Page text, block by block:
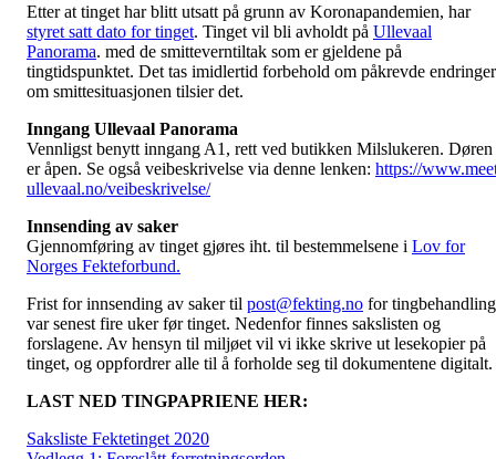
Etter at tinget har blitt utsatt på grunn av Koronapandemien, har
styret satt dato for tinget. Tinget vil bli avholdt på Ullevaal
Panorama. med de smitteverntiltak som er gjeldene på
tingtidspunktet. Det tas imidlertid forbehold om påkrevde endringer
om smittesituasjonen tilsier det.
Inngang Ullevaal Panorama
Vennligst benytt inngang A1, rett ved butikken Milslukeren. Døren
er åpen. Se også veibeskrivelse via denne lenken: https://
ullevaal.no/veibeskrivelse/
Innsending av saker
Gjennomføring av tinget gjøres iht. til bestemmelsene i Lov for
Norges Fekteforbund.
Frist for innsending av saker til post@fekting.no for tingbehandling
var senest fire uker før tinget. Nedenfor finnes sakslisten og
forslagene. Av hensyn til miljøet vil vi ikke skrive ut lesekopier på
tinget, og oppfordrer alle til å forholde seg til dokumentene digitalt.
LAST NED TINGPAPRIENE HER:
Saksliste Fektetinget 2020